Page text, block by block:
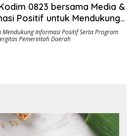
0823 bersama Media &
Positif untuk Mendukung
Informasi Positif Serta Program
Pemerintah Daerah